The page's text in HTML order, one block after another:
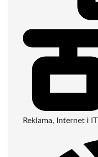
Reklama, Internet i IT